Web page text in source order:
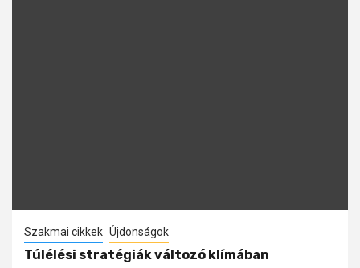
Szakmai cikkek Újdonságok
Túlélési stratégiák változó klímában